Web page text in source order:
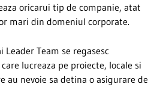
oricarui tip de companie, atat
mari din domeniul corporate.
Team se regasesc
lucreaza pe proiecte, locale si
au nevoie sa detina o asigurare de